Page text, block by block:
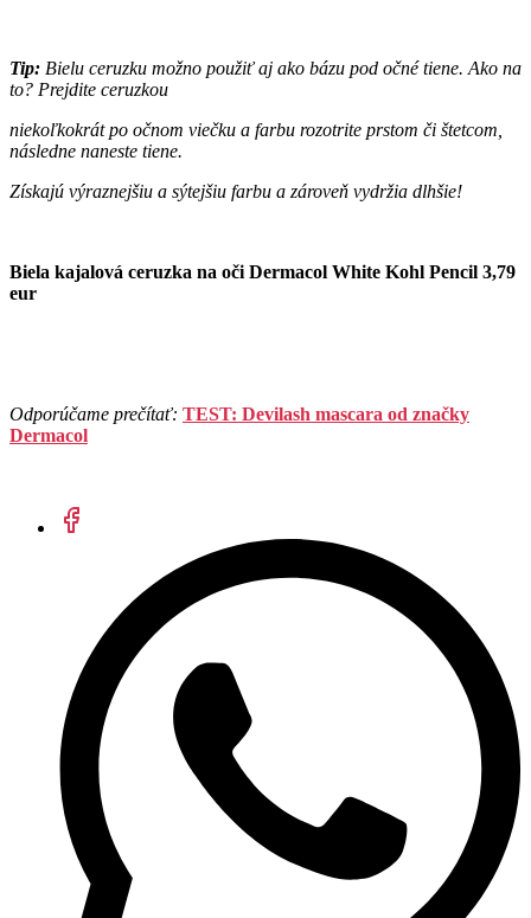
Tip: Bielu ceruzku možno použiť aj ako bázu pod očné tiene. Ako na
to? Prejdite ceruzkou
niekoľkokrát po očnom viečku a farbu rozotrite prstom či štetcom,
následne naneste tiene.
Získajú výraznejšiu a sýtejšiu farbu a zároveň vydržia dlhšie!
Biela kajalová ceruzka na oči Dermacol White Kohl Pencil 3,79
eur
Odporúčame prečítať: TEST: Devilash mascara od značky
Dermacol